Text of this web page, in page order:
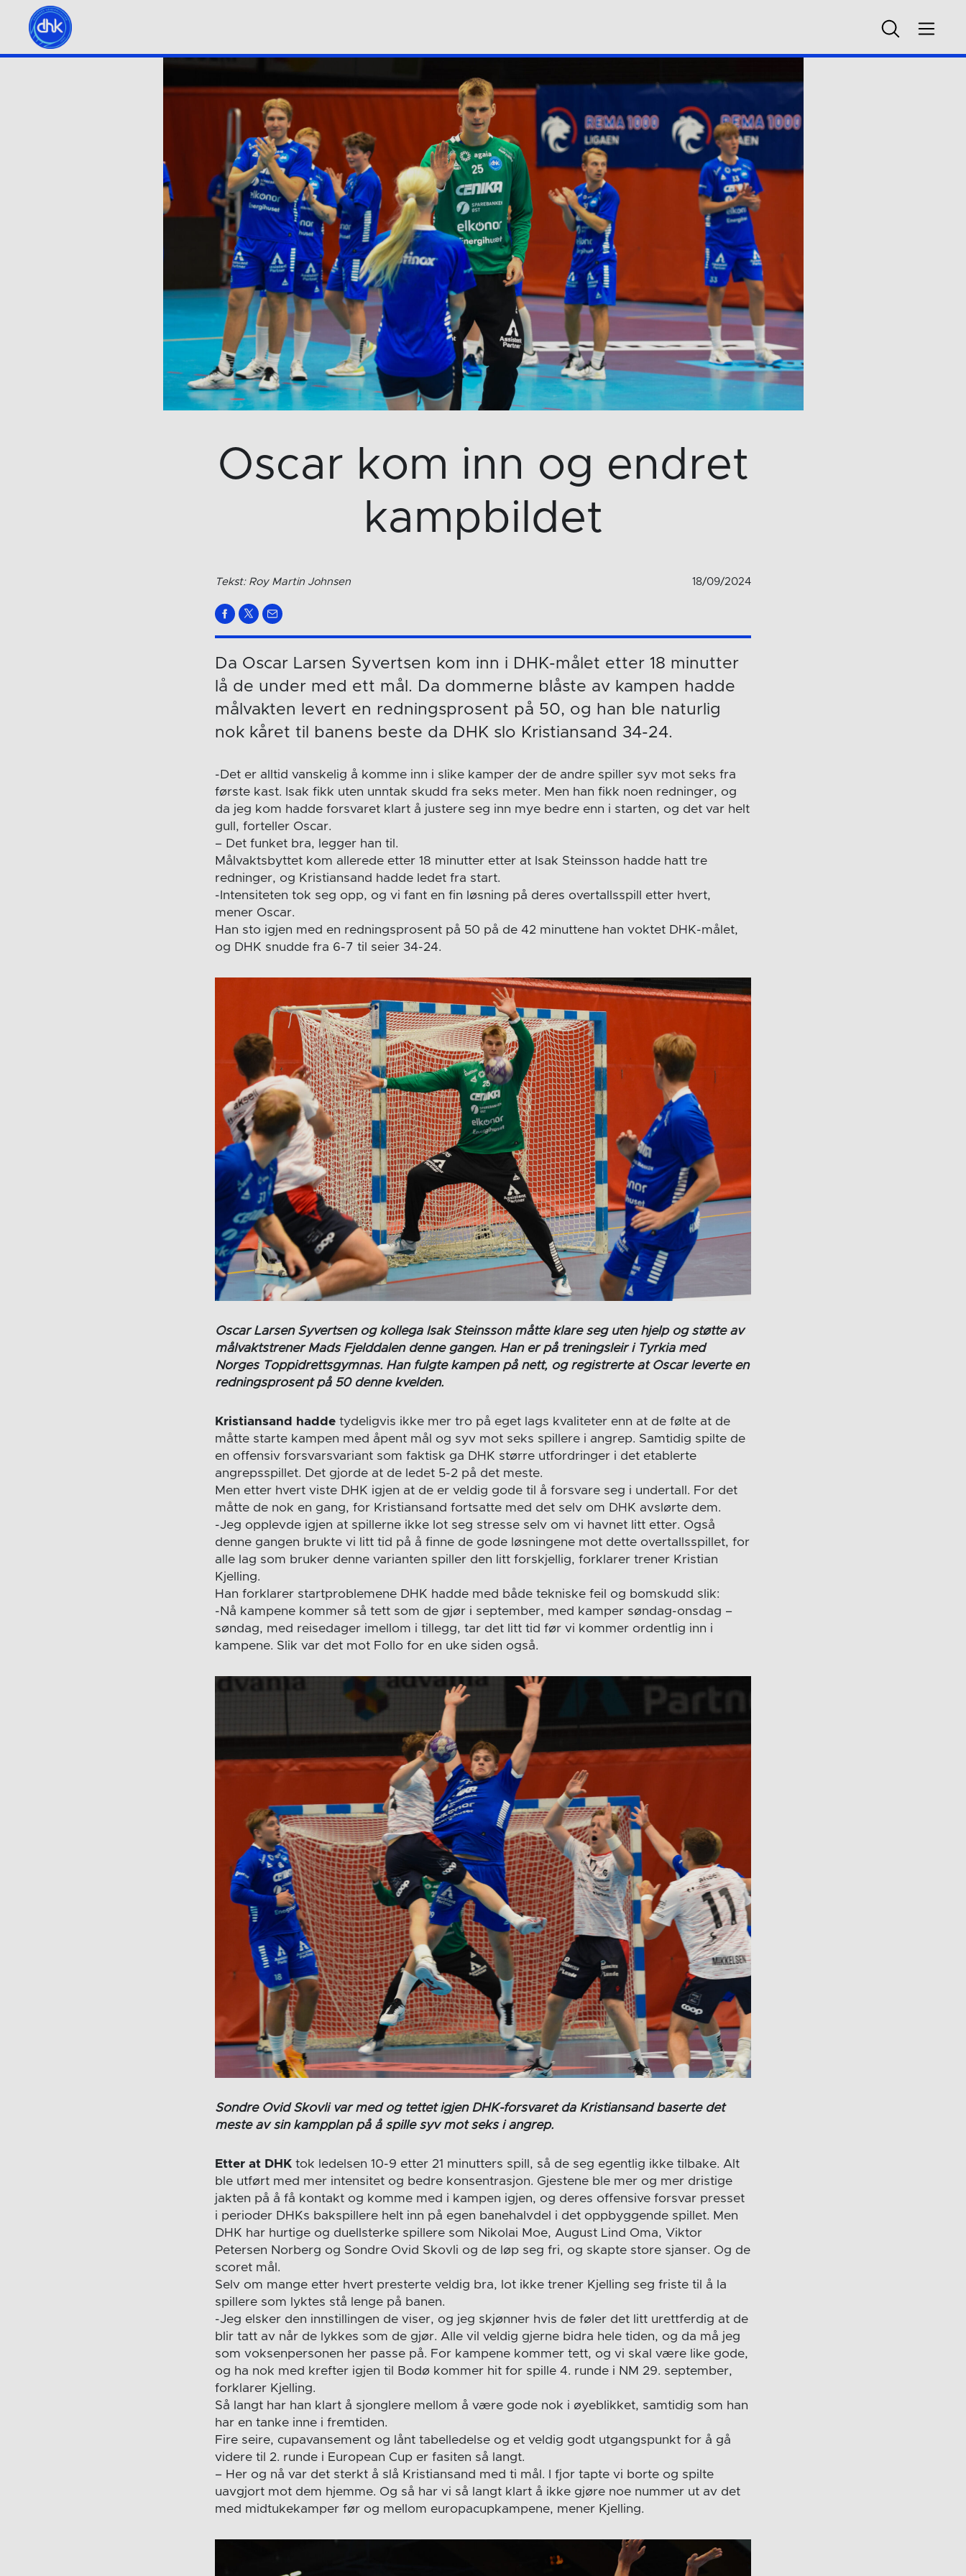
Oscar kom inn og endret
kampbildet
Tekst: Roy Martin Johnsen 18/09/2024
Da Oscar Larsen Syvertsen kom inn i DHK-målet etter 18 minutter
lå de under med ett mål. Da dommerne blåste av kampen hadde
målvakten levert en redningsprosent på 50, og han ble naturlig
nok kåret til banens beste da DHK slo Kristiansand 34-24.
-Det er alltid vanskelig å komme inn i slike kamper der de andre spiller syv mot seks fra
første kast. Isak fikk uten unntak skudd fra seks meter. Men han fikk noen redninger, og
da jeg kom hadde forsvaret klart å justere seg inn mye bedre enn i starten, og det var helt
gull, forteller Oscar.
– Det funket bra, legger han til.
Målvaktsbyttet kom allerede etter 18 minutter etter at Isak Steinsson hadde hatt tre
redninger, og Kristiansand hadde ledet fra start.
-Intensiteten tok seg opp, og vi fant en fin løsning på deres overtallsspill etter hvert,
mener Oscar.
Han sto igjen med en redningsprosent på 50 på de 42 minuttene han voktet DHK-målet,
og DHK snudde fra 6-7 til seier 34-24.
Oscar Larsen Syvertsen og kollega Isak Steinsson måtte klare seg uten hjelp og støtte av
målvaktstrener Mads Fjelddalen denne gangen. Han er på treningsleir i Tyrkia med
Norges Toppidrettsgymnas. Han fulgte kampen på nett, og registrerte at Oscar leverte en
redningsprosent på 50 denne kvelden.
Kristiansand hadde tydeligvis ikke mer tro på eget lags kvaliteter enn at de følte at de
måtte starte kampen med åpent mål og syv mot seks spillere i angrep. Samtidig spilte de
en offensiv forsvarsvariant som faktisk ga DHK større utfordringer i det etablerte
angrepsspillet. Det gjorde at de ledet 5-2 på det meste.
Men etter hvert viste DHK igjen at de er veldig gode til å forsvare seg i undertall. For det
måtte de nok en gang, for Kristiansand fortsatte med det selv om DHK avslørte dem.
-Jeg opplevde igjen at spillerne ikke lot seg stresse selv om vi havnet litt etter. Også
denne gangen brukte vi litt tid på å finne de gode løsningene mot dette overtallsspillet, for
alle lag som bruker denne varianten spiller den litt forskjellig, forklarer trener Kristian
Kjelling.
Han forklarer startproblemene DHK hadde med både tekniske feil og bomskudd slik:
-Nå kampene kommer så tett som de gjør i september, med kamper søndag-onsdag –
søndag, med reisedager imellom i tillegg, tar det litt tid før vi kommer ordentlig inn i
kampene. Slik var det mot Follo for en uke siden også.
Sondre Ovid Skovli var med og tettet igjen DHK-forsvaret da Kristiansand baserte det
meste av sin kampplan på å spille syv mot seks i angrep.
Etter at DHKtok ledelsen 10-9 etter 21 minutters spill, så de seg egentlig ikke tilbake. Alt
ble utført med mer intensitet og bedre konsentrasjon. Gjestene ble mer og mer dristige
jakten på å få kontakt og komme med i kampen igjen, og deres offensive forsvar presset
i perioder DHKs bakspillere helt inn på egen banehalvdel i det oppbyggende spillet. Men
DHK har hurtige og duellsterke spillere som Nikolai Moe, August Lind Oma, Viktor
Petersen Norberg og Sondre Ovid Skovli og de løp seg fri, og skapte store sjanser. Og de
scoret mål.
Selv om mange etter hvert presterte veldig bra, lot ikke trener Kjelling seg friste til å la
spillere som lyktes stå lenge på banen.
-Jeg elsker den innstillingen de viser, og jeg skjønner hvis de føler det litt urettferdig at de
blir tatt av når de lykkes som de gjør. Alle vil veldig gjerne bidra hele tiden, og da må jeg
som voksenpersonen her passe på. For kampene kommer tett, og vi skal være like gode,
og ha nok med krefter igjen til Bodø kommer hit for spille 4. runde i NM 29. september,
forklarer Kjelling.
Så langt har han klart å sjonglere mellom å være gode nok i øyeblikket, samtidig som han
har en tanke inne i fremtiden.
Fire seire, cupavansement og lånt tabelledelse og et veldig godt utgangspunkt for å gå
videre til 2. runde i European Cup er fasiten så langt.
– Her og nå var det sterkt å slå Kristiansand med ti mål. I fjor tapte vi borte og spilte
uavgjort mot dem hjemme. Og så har vi så langt klart å ikke gjøre noe nummer ut av det
med midtukekamper før og mellom europacupkampene, mener Kjelling.